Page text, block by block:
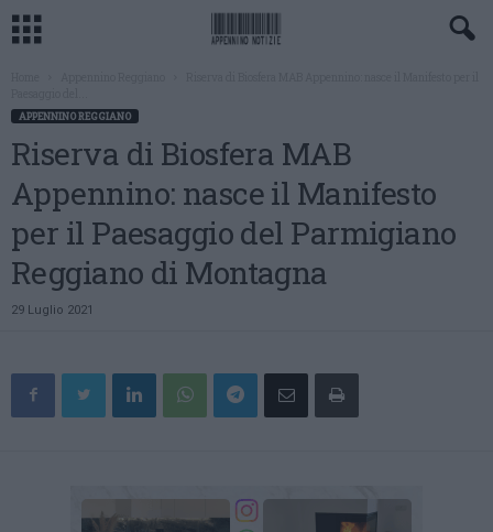
APPENNINO REGGIANO
Riserva di Biosfera MAB
Appennino: nasce il Manifesto
per il Paesaggio del Parmigiano
Reggiano di Montagna
29 Luglio 2021